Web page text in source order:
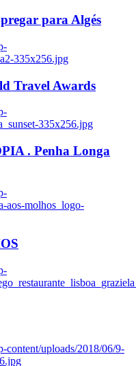
para Algés
335x256.jpg
Travel Awards
335x256.jpg
. Penha Longa
aos-molhos_logo-
content/uploads/2018/06/9-